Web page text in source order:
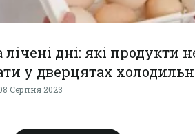
дні: які продукти
у дверцятах
Серпня 2023